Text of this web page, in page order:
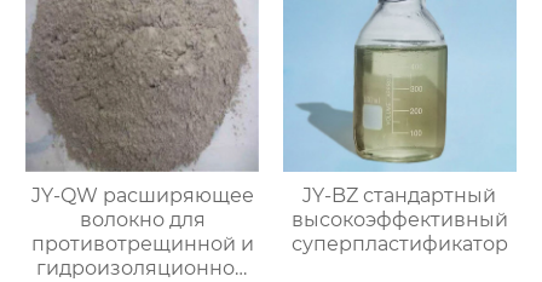
JY-QW расширяющее
волокно для
противотрещинной и
гидроизоляционной
JY-BZ стандартный
высокоэффективный
суперпластификатор